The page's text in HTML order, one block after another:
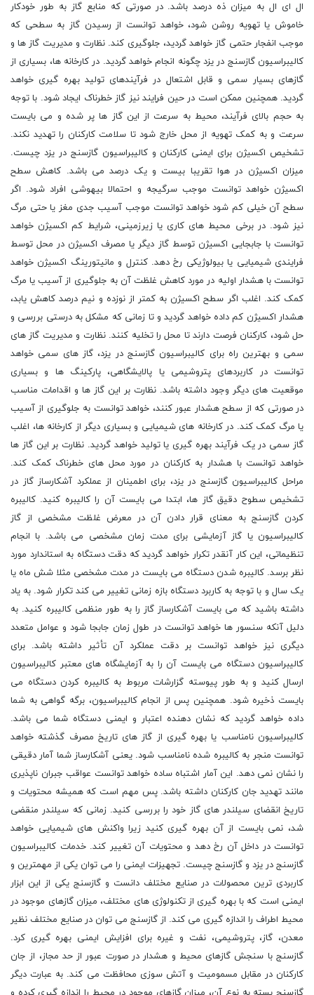
ال ای ال به میزان ذه درصد باشد. در صورتی که منابع گاز به طور خودکار
خاموش یا تهویه روشن شود، خواهد توانست از رسیدن گاز به سطحی که
موجب انفجار حتمی گاز خواهد گردید، جلوگیری کند. نظارت و مدیریت گاز ها و
کالیبراسیون گازسنج در یزد چگونه انجام خواهد گردید. در کارخانه ها، بسیاری از
گازهای بسیار سمی و قابل اشتعال در فرآیندهای تولید بهره گیری خواهد
گردید. همچنین ممکن است در حین فراِیند نیز گاز خطرناک ایجاد شود. با توجه
به حجم بالای فرآیند، محیط به سرعت از این گاز ها پر شده و می بایست
سرعت و به کمک تهویه از محل خارج شود تا سلامت کارکنان را تهدید نکند.
تشخیص اکسیژن برای ایمنی کارکنان و کالیبراسیون گازسنج در یزد چیست.
میزان اکسیژن در هوا تقریبا بیست و یک درصد می باشد. کاهش سطح
اکسیژن خواهد توانست موجب سرگیجه و احتمالا بیهوشی افراد شود. اگر
سطح آن خیلی کم شود خواهد توانست موجب آسیب جدی مغز یا حتی مرگ
نیز شود. در برخی محیط های کاری یا زیرزمینی، شرایط کم اکسیژن خواهد
توانست با جابجایی اکسیژن توسط گاز دیگر یا مصرف اکسیژن در محل توسط
فرایندی شیمیایی یا بیولوژیکی رخ دهد. کنترل و مانیتورینگ اکسیژن خواهد
توانست با هشدار اولیه در مورد کاهش غلظت آن به جلوگیری از آسیب یا مرگ
کمک کند. اغلب اگر سطح اکسیژن به کمتر از نوزده و نیم درصد کاهش یابد،
هشدار اکسیژن کم داده خواهد گردید و تا زمانی که مشکل به درستی بررسی و
حل شود، کارکنان فرصت دارند تا محل را تخلیه کنند. نظارت و مدیریت گاز های
سمی و بهترین راه برای کالیبراسیون گازسنج در یزد، گاز های سمی خواهد
توانست در کاربردهای پتروشیمی یا پالایشگاهی، پارکینگ ها و بسیاری
موقعیت های دیگر وجود داشته باشد. نظارت بر این گاز ها و اقدامات مناسب
در صورتی که از سطح هشدار عبور کنند، خواهد توانست به جلوگیری از آسیب
یا مرگ کمک کند. در کارخانه های شیمیایی و بسیاری دیگر از کارخانه ها، اغلب
گاز سمی در یک فرآیند بهره گیری یا تولید خواهد گردید. نظارت بر این گاز ها
خواهد توانست با هشدار به کارکنان در مورد محل های خطرناک کمک کند.
مراحل کالیبراسیون گازسنج در یزد، برای اطمینان از عملکرد آشکارساز گاز در
تشخیص سطوح دقیق گاز ها، ابتدا می بایست آن را کالیبره کنید. کالیبره
کردن گازسنج به معنای قرار دادن آن در معرض غلظت مشخصی از گاز
کالیبراسیون یا گاز آزمایشی برای مدت زمان مشخصی می باشد. با انجام
تنظیماتی، این کار آنقدر تکرار خواهد گردید که دقت دستگاه به استاندارد مورد
نظر برسد. کالیبره شدن دستگاه می بایست در مدت مشخصی مثلا شش ماه یا
یک سال و با توجه به کاربرد دستگاه بازه زمانی تغییر می کند تکرار شود. به یاد
داشته باشید که می بایست آشکارساز گاز را به طور منظمی کالیبره کنید. به
دلیل آنکه سنسور ها خواهد توانست در طول زمان جابجا شود و عوامل متعدد
دیگری نیز خواهد توانست بر دقت عملکرد آن تأثیر داشته باشد. برای
کالیبراسیون دستگاه می بایست آن را به آزمایشگاه های معتبر کالیبراسیون
ارسال کنید و به طور پیوسته گزارشات مربوط به کالیبره کردن دستگاه می
بایست ذخیره شود. همچنین پس از انجام کالیبراسیون، برگه گواهی به شما
داده خواهد گردید که نشان دهنده اعتبار و ایمنی دستگاه شما می باشد.
کالیبراسیون نامناسب یا بهره گیری از گاز های تاریخ مصرف گذشته خواهد
توانست منجر به کالیبره شده نامناسب شود. یعنی آشکارساز شما آمار دقیقی
را نشان نمی دهد. این آمار اشتباه ساده خواهد توانست عواقب جبران ناپذیری
مانند تهدید جان کارکنان داشته باشد. پس مهم است که همیشه محتویات و
تاریخ انقضای سیلندر های گاز خود را بررسی کنید. زمانی که سیلندر منقضی
شد، نمی بایست از آن بهره گیری کنید زیرا واکنش های شیمیایی خواهد
توانست در داخل آن رخ دهد و محتویات آن تغییر کند. خدمات کالیبراسیون
گازسنج در یزد و گازسنج چیست. تجهیزات ایمنی را می توان یکی از مهمترین و
کاربردی ترین محصولات در صنایع مختلف دانست و گازسنج یکی از این ابزار
ایمنی است که با بهره گیری از تکنولوژی های مختلف، میزان گازهای موجود در
محیط اطراف را اندازه گیری می کند. از گازسنج می توان در صنایع مختلف نظیر
معدن، گاز، پتروشیمی، نفت و غیره برای افزایش ایمنی بهره گیری کرد.
گازسنج با سنجش گازهای محیط و هشدار در صورت عبور از حد مجاز، از جان
کارکنان در مقابل مسمومیت و آتش سوزی محافظت می کند. به عبارت دیگر